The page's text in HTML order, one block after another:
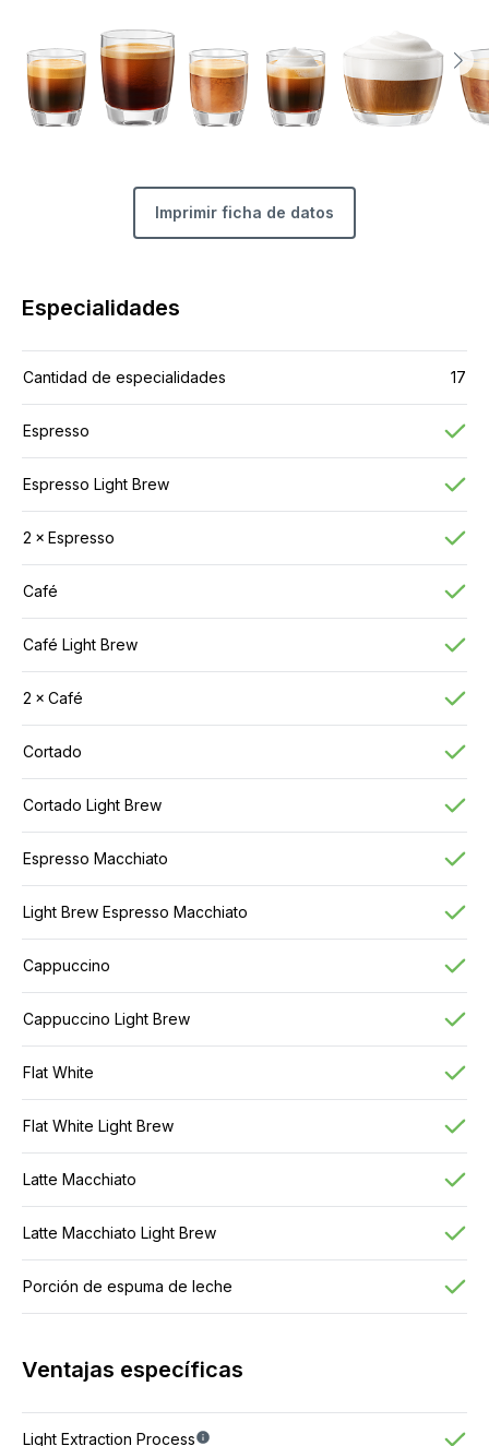
Cantidad de especialidades
Imprimir ficha de datos
Especialidades
Cantidad de especialidades 17
Espresso
Espresso Light Brew
2 × Espresso
Café
Café Light Brew
2 × Café
Cortado
Cortado Light Brew
Espresso Macchiato
Light Brew Espresso Macchiato
Cappuccino
Cappuccino Light Brew
Flat White
Flat White Light Brew
Latte Macchiato
Latte Macchiato Light Brew
Porción de espuma de leche
Ventajas específicas
Light Extraction Process